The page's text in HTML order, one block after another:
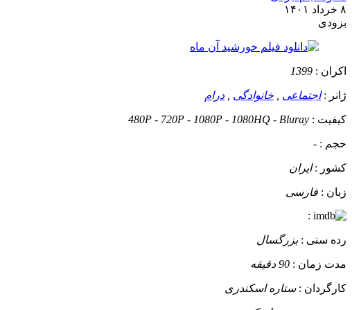
۸ خرداد ۱۴۰۱
بزودی
اکران : 1399
ژانر :اجتماعی خانوادگی درام
کیفیت : 480P - 720P - 1080P - 1080HQ - Bluray
حجم : -
کشور :ایران
زبان : فارسی
:
رده سنی :بزرگسال
مدت زمان : 90 دقیقه
کارگردان :ستاره اسکندری